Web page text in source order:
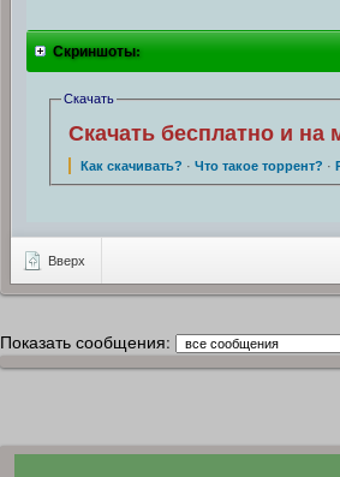
Скриншоты:
Скачать
Скачать бесплатно и на
Как скачивать? ·Что такое торрент? ·
Вверх
Показать сообщения: